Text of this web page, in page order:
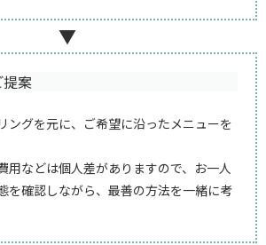
▼
案
ングを元に、ご希望に沿ったメニューを
用などは個人差がありますので、お一人
を確認しながら、最善の方法を一緒に考